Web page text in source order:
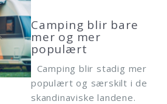
Camping blir bare
mer og mer
populært
Camping blir stadig mer
populært og særskilt i de
skandinaviske landene.